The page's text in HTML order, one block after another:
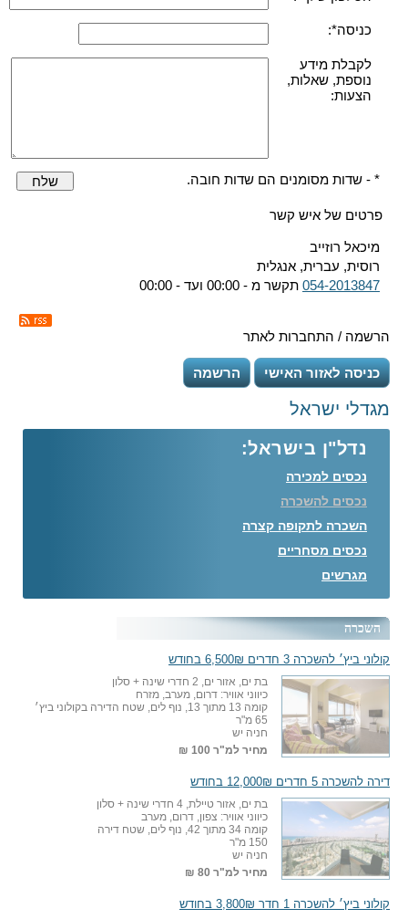
כניסה*:
לקבלת מידע
נוספת, שאלות,
הצעות:
* - שדות מסומנים הם שדות חובה. שלח
פרטים של איש קשר
מיכאל רוזייב
רוסית, עברית, אנגלית
054-2013847 תקשר מ - 00:00 ועד - 00:00
הרשמה / התחברות לאתר
כניסה לאזור האישי הרשמה
מגדלי ישראל
נדל"ן בישראל:
נכסים למכירה
נכסים להשכרה
השכרה לתקופה קצרה
נכסים מסחריים
מגרשים
השכרה
קולוני ביץ׳ להשכרה 3 חדרים 6,500₪ בחודש
בת ים, אזור ים, 2 חדרי שינה + סלון
כיווני אוויר: דרום, מערב, מזרח
קומה 13 מתוך 13, נוף לים, שטח הדירה בקולוני ביץ׳
65 מ"ר
חניה יש
מחיר למ"ר 100 ₪
דירה להשכרה 5 חדרים 12,000₪ בחודש
בת ים, אזור טיילת, 4 חדרי שינה + סלון
כיווני אוויר: צפון, דרום, מערב
קומה 34 מתוך 42, נוף לים, שטח דירה
150 מ"ר
חניה יש
מחיר למ"ר 80 ₪
קולוני ביץ׳ להשכרה 1 חדר 3,800₪ בחודש